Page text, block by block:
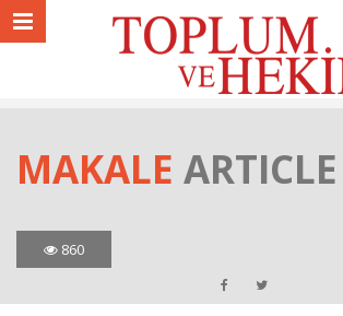
MAKALE ARTICLE
860